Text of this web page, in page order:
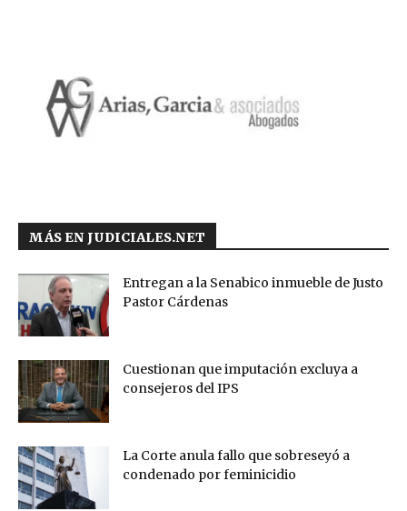
MÁS EN JUDICIALES.NET
Entregan a la Senabico inmueble de Justo
Pastor Cárdenas
Cuestionan que imputación excluya a
consejeros del IPS
La Corte anula fallo que sobreseyó a
condenado por feminicidio